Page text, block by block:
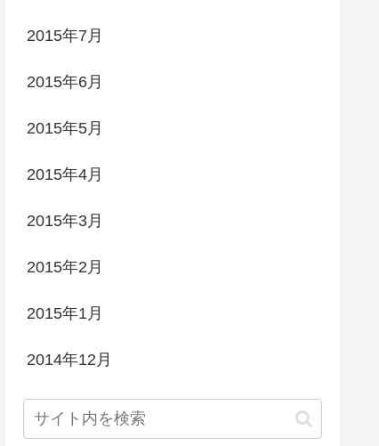
2015年7月
2015年6月
2015年5月
2015年4月
2015年3月
2015年2月
2015年1月
2014年12月